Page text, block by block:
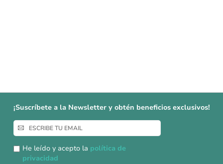
¡Suscríbete a la Newsletter y obtén beneficios exclusivos!
Inscríbase
a
nuestro
boletín
He leído y acepto la política de
privacidad